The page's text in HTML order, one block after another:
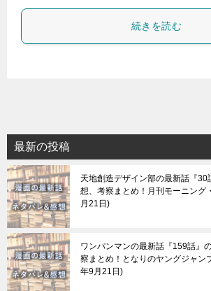
続きを読む
最新の投稿
天地創造デザイン部の最新話『30
想、考察まとめ！月刊モーニング
月21日
ワンパンマンの最新話『159話』
察まとめ！となりのヤングジャン
年9月21日